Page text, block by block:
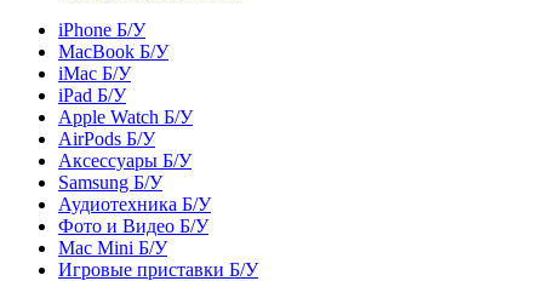
iPhone Б/У
MacBook Б/У
iMac Б/У
iPad Б/У
Apple Watch Б/У
AirPods Б/У
Аксессуары Б/У
Samsung Б/У
Аудиотехника Б/У
Фото и Видео Б/У
Mac Mini Б/У
Игровые приставки Б/У